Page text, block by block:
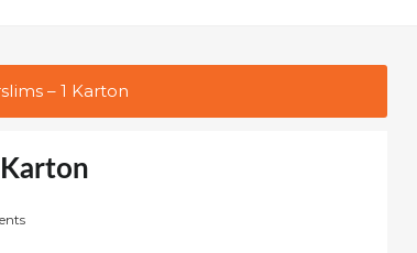
– 1 Karton